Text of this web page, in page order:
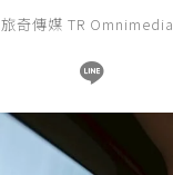
旅奇傳媒 TR Omnimedia